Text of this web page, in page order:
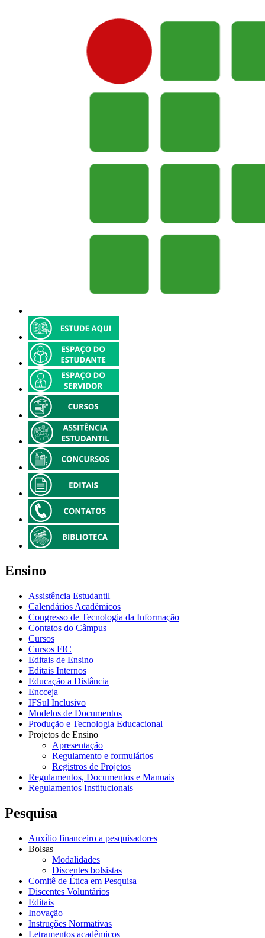
Ensino
Assistência Estudantil
Calendários Acadêmicos
Congresso de Tecnologia da Informação
Contatos do Câmpus
Cursos
Cursos FIC
Editais de Ensino
Editais Internos
Educação a Distância
Encceja
IFSul Inclusivo
Modelos de Documentos
Produção e Tecnologia Educacional
Projetos de Ensino
Apresentação
Regulamento e formulários
Registros de Projetos
Regulamentos, Documentos e Manuais
Regulamentos Institucionais
Pesquisa
Auxílio financeiro a pesquisadores
Bolsas
Modalidades
Discentes bolsistas
Comitê de Ética em Pesquisa
Discentes Voluntários
Editais
Inovação
Instruções Normativas
Letramentos acadêmicos